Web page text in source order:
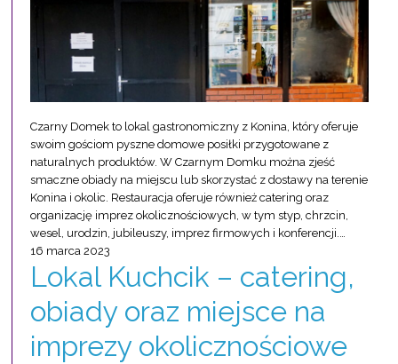
Czarny Domek to lokal gastronomiczny z Konina, który oferuje
swoim gościom pyszne domowe posiłki przygotowane z
naturalnych produktów. W Czarnym Domku można zjeść
smaczne obiady na miejscu lub skorzystać z dostawy na terenie
Konina i okolic. Restauracja oferuje również catering oraz
organizację imprez okolicznościowych, w tym styp, chrzcin,
wesel, urodzin, jubileuszy, imprez firmowych i konferencji.…
16 marca 2023
Lokal Kuchcik – catering,
obiady oraz miejsce na
imprezy okolicznościowe